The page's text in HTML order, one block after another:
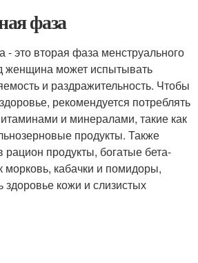
фаза
- это вторая фаза менструального
женщина может испытывать
и раздражительность. Чтобы
рекомендуется потреблять
и минералами, такие как
продукты. Также
рацион продукты, богатые бета-
морковь, кабачки и помидоры,
кожи и слизистых